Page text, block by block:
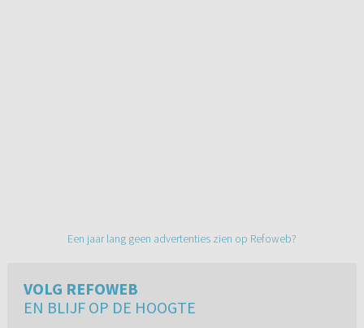
Een jaar lang geen advertenties zien op Refoweb?
VOLG REFOWEB
EN BLIJF OP DE HOOGTE